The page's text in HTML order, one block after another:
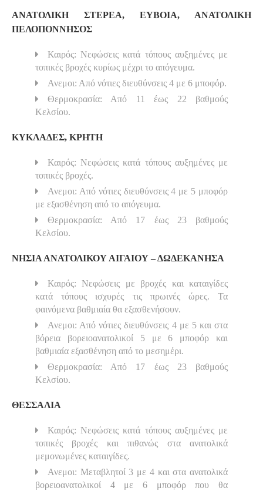
ΑΝΑΤΟΛΙΚΗ ΣΤΕΡΕΑ, ΕΥΒΟΙΑ, ΑΝΑΤΟΛΙΚΗ
ΠΕΛΟΠΟΝΝΗΣΟΣ
Καιρός: Νεφώσεις κατά τόπους αυξημένες με
τοπικές βροχές κυρίως μέχρι το απόγευμα.
Ανεμοι: Από νότιες διευθύνσεις 4 με 6 μποφόρ.
Θερμοκρασία: Από 11 έως 22 βαθμούς
Κελσίου.
ΚΥΚΛΑΔΕΣ, ΚΡΗΤΗ
Καιρός: Νεφώσεις κατά τόπους αυξημένες με
τοπικές βροχές.
Ανεμοι: Από νότιες διευθύνσεις 4 με 5 μποφόρ
με εξασθένηση από το απόγευμα.
Θερμοκρασία: Από 17 έως 23 βαθμούς
Κελσίου.
ΝΗΣΙΑ ΑΝΑΤΟΛΙΚΟΥ ΑΙΓΑΙΟΥ – ΔΩΔΕΚΑΝΗΣΑ
Καιρός: Νεφώσεις με βροχές και καταιγίδες
κατά τόπους ισχυρές τις πρωινές ώρες. Τα
φαινόμενα βαθμιαία θα εξασθενήσουν.
Ανεμοι: Από νότιες διευθύνσεις 4 με 5 και στα
βόρεια βορειοανατολικοί 5 με 6 μποφόρ και
βαθμιαία εξασθένηση από το μεσημέρι.
Θερμοκρασία: Από 17 έως 23 βαθμούς
Κελσίου.
ΘΕΣΣΑΛΙΑ
Καιρός: Νεφώσεις κατά τόπους αυξημένες με
τοπικές βροχές και πιθανώς στα ανατολικά
μεμονωμένες καταιγίδες.
Ανεμοι: Μεταβλητοί 3 με 4 και στα ανατολικά
βορειοανατολικοί 4 με 6 μποφόρ που θα